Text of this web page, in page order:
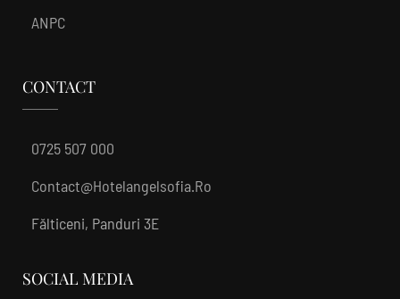
ANPC
CONTACT
0725 507 000
Contact@hotelangelsofia.ro
Fălticeni, Panduri 3E
SOCIAL MEDIA